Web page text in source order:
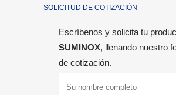
SOLICITUD DE COTIZACIÓN
Escríbenos y solicita tu
SUMINOX, llenando nuestro
de cotización.